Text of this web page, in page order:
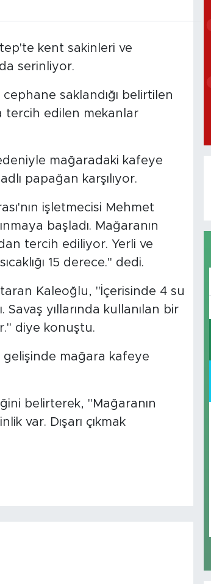
kent sakinleri ve
serinliyor.
saklandığı belirtilen
tercih edilen mekanlar
mağaradaki kafeye
papağan karşılıyor.
işletmecisi Mehmet
başladı. Mağaranın
tercih ediliyor. Yerli ve
15 derece." dedi.
Kaleoğlu, "İçerisinde 4 su
yıllarında kullanılan bir
diye konuştu.
mağara kafeye
belirterek, "Mağaranın
var. Dışarı çıkmak